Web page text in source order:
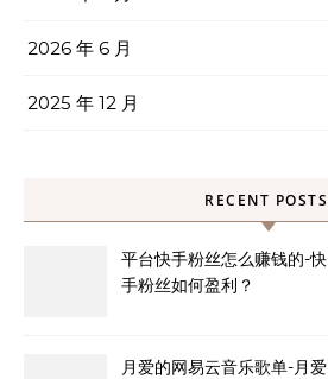
2026 年 6 月
2025 年 12 月
RECENT POSTS
平台快手粉丝怎么赚钱的-快
手粉丝如何盈利？
月爱的网易云音乐歌单-月爱